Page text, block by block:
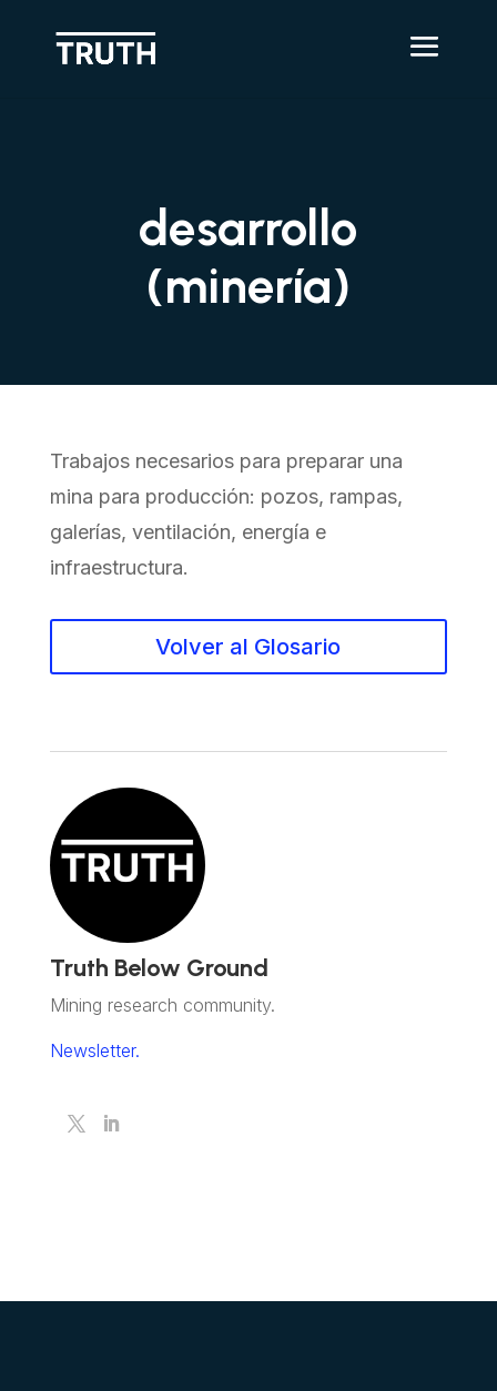
desarrollo
(minería)
Trabajos necesarios para preparar una
mina para producción: pozos, rampas,
galerías, ventilación, energía e
infraestructura.
Volver al Glosario
Truth Below Ground
Mining research community.
Newsletter.